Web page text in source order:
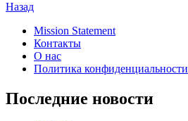
Назад
Mission Statement
Контакты
О нас
Политика конфиденциальности
Последние новости